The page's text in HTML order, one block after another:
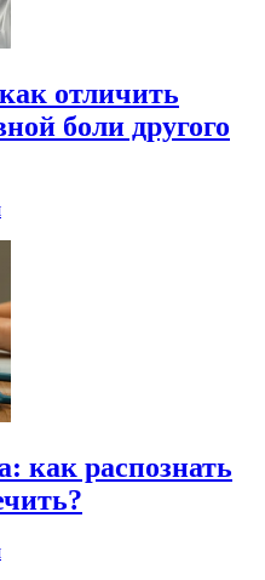
отличить
боли другого
как распознать